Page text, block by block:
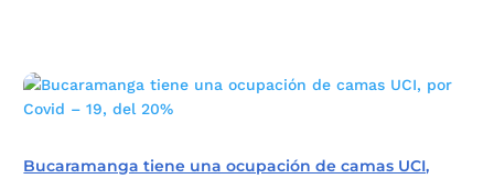
Bucaramanga tiene una ocupación de camas UCI,